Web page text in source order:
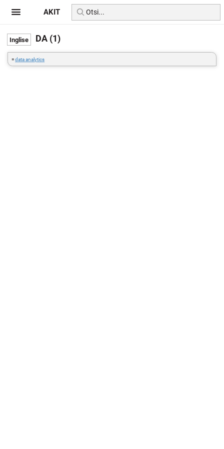
DA (1)
=data analytics
AKIT